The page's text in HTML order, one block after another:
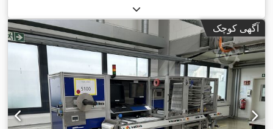
آگهی کوچک